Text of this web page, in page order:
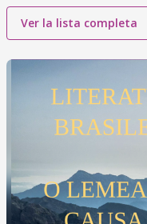
Ver la lista completa